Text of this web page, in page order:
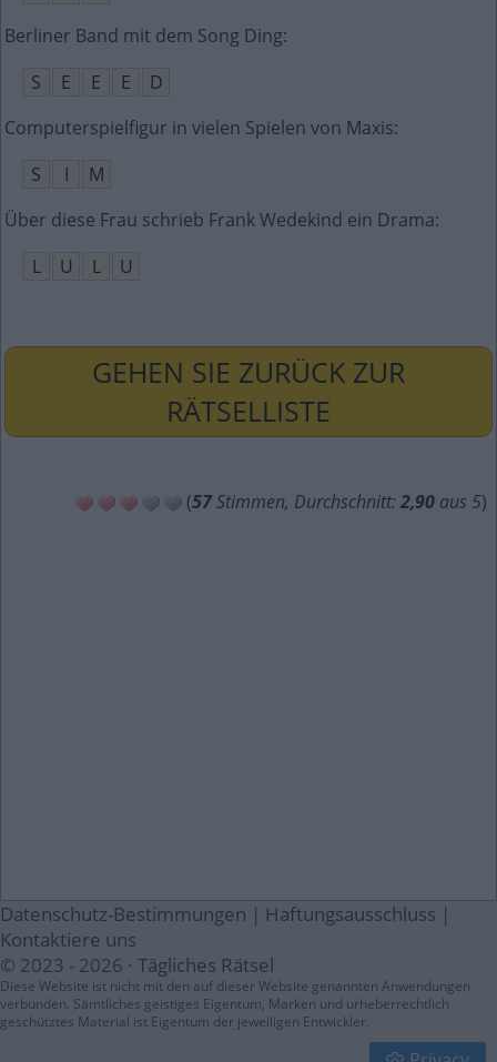
Berliner Band mit dem Song Ding:
S
E E E
D
Computerspielfigur in vielen Spielen von Maxis:
S
I
M
Über diese Frau schrieb Frank Wedekind ein Drama:
L
U L U
GEHEN SIE ZURÜCK ZUR
RÄTSELLISTE
(57Stimmen, Durchschnitt: 2,90 aus 5)
Datenschutz-Bestimmungen | Haftungsausschluss |
Kontaktiere uns
© 2023 - 2026 · Tägliches Rätsel
Diese Website ist nicht mit den auf dieser Website genannten Anwendungen
verbunden. Sämtliches geistiges Eigentum, Marken und urheberrechtlich
geschütztes Material ist Eigentum der jeweiligen Entwickler.